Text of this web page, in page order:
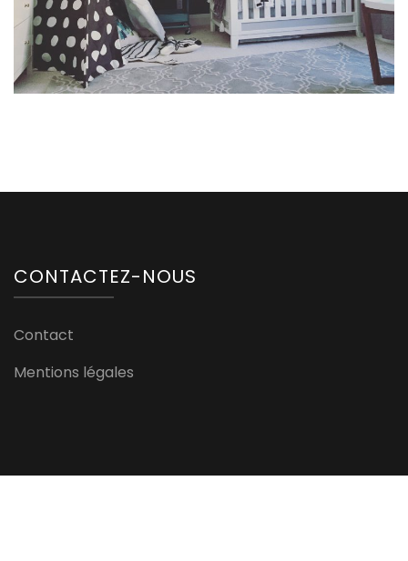
CONTACTEZ-NOUS
Contact
Mentions légales